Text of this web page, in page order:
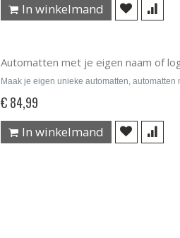
In winkelmand
Automatten met je eigen naam of
Maak je eigen unieke automatten, automatten
€ 84,99
In winkelmand